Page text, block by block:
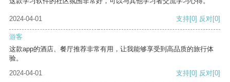
2024-04-01 支持[0] 反对[0]
游客
这款app的酒店、餐厅推荐非常有用，让我能够享受到高品质的旅行体
验。
2024-04-01
支持[0] 反对[0]